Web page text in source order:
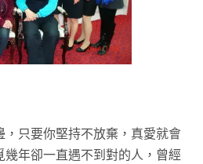
只要你堅持不放棄，真愛就會
年卻一直遇不到對的人，曾經